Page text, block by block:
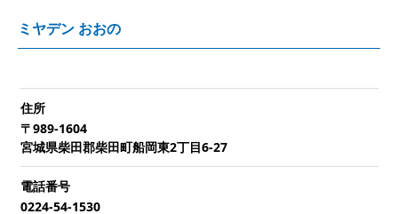
ミヤデン おおの
住所
〒989-1604
宮城県柴田郡柴田町船岡東2丁目6-27
電話番号
0224-54-1530